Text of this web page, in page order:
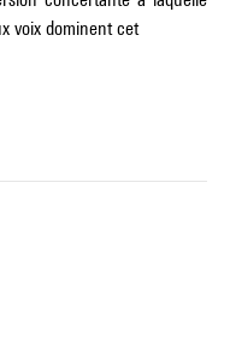
voix dominent cet